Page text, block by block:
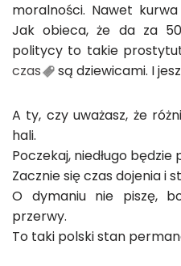
moralności. Nawet
Jak obieca, że da za
politycy to takie
czas
są dziewicami. I
A ty, czy uważasz, że
hali.
Poczekaj, niedługo
Zacznie się czas dojenia i
O dymaniu nie piszę,
przerwy.
To taki polski stan